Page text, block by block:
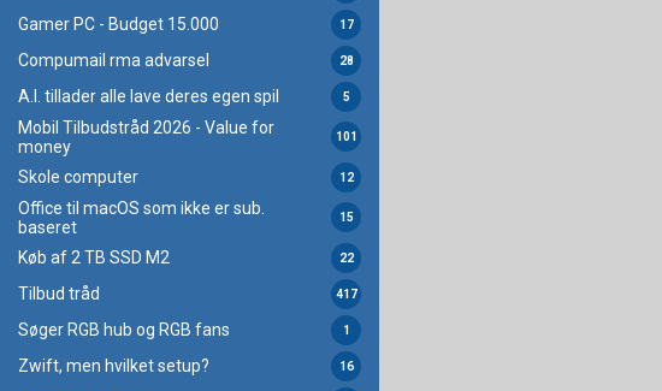
Gamer PC - Budget 15.000 17
Compumail rma advarsel 28
A.I. tillader alle lave deres egen spil 5
Mobil Tilbudstråd 2026 - Value for
money
101
Skole computer 12
Office til macOS som ikke er sub.
baseret
15
Køb af 2 TB SSD M2 22
Tilbud tråd 417
Søger RGB hub og RGB fans 1
Zwift, men hvilket setup? 16